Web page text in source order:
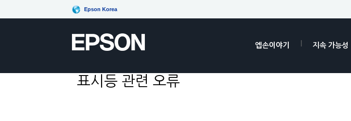
Epson Korea
엡손이야기 지속 가능성
표시등 관련 오류